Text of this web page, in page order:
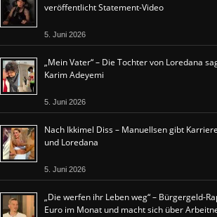
veröffentlicht Statement-Video
5. Juni 2026
„Mein Vater“ – Die Tochter von Loredana
Karim Adeyemi
5. Juni 2026
Nach Ikkimel Diss – Manuellsen gibt
und Loredana
5. Juni 2026
„Die werfen ihr Leben weg“ – Bürgergeld-
Euro im Monat und macht sich über